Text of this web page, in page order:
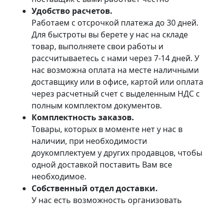
Удобство расчетов.
Работаем с отсрочкой платежа до 30 дней.
Для быстроты вы берете у нас на складе
товар, выполняете свои работы и
рассчитываетесь с нами через 7-14 дней. У
нас возможна оплата на месте наличными
доставщику или в офисе, картой или оплата
через расчетный счет с выделенным НДС с
полным комплектом документов.
Комплектность заказов.
Товары, которых в моменте нет у нас в
наличии, при необходимости
доукомплектуем у других продавцов, чтобы
одной доставкой поставить Вам все
необходимое.
Собственный отдел доставки.
У нас есть возможность организовать